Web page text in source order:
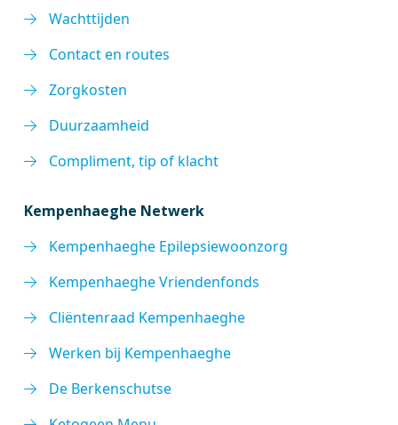
Wachttijden
Contact en routes
Zorgkosten
Duurzaamheid
Compliment, tip of klacht
Kempenhaeghe Netwerk
Kempenhaeghe Epilepsiewoonzorg
Kempenhaeghe Vriendenfonds
Cliëntenraad Kempenhaeghe
Werken bij Kempenhaeghe
De Berkenschutse